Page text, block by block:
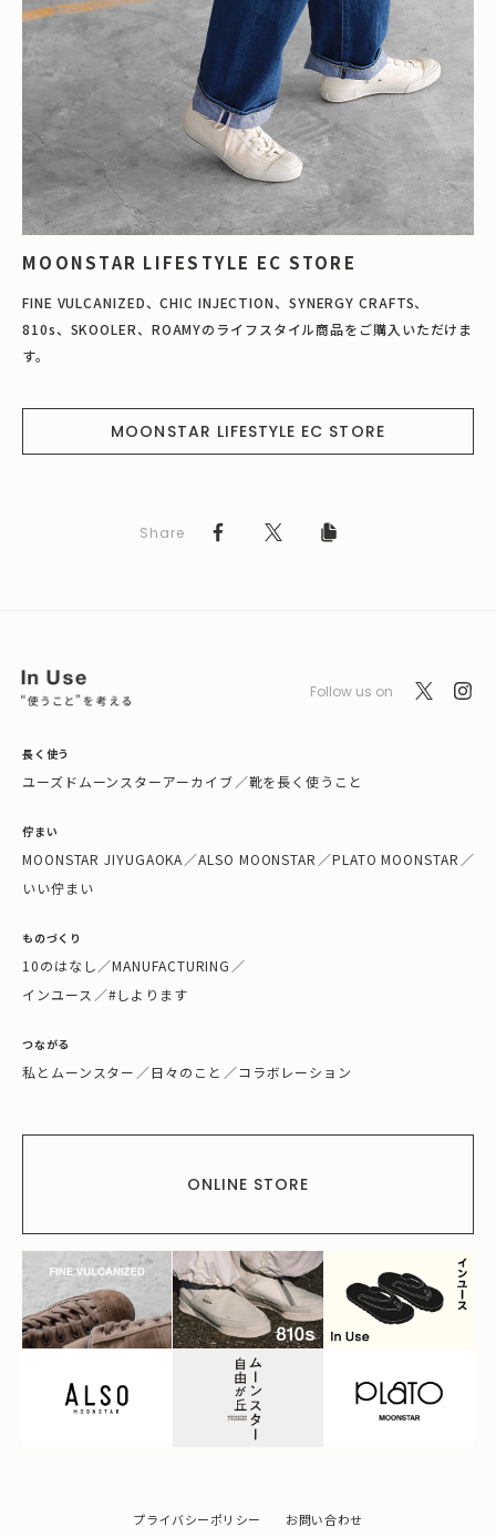
MOONSTAR LIFESTYLE EC STORE
FINE VULCANIZED、CHIC INJECTION、SYNERGY CRAFTS、
810s、SKOOLER、ROAMYのライフスタイル商品をご購入いただけま
す。
MOONSTAR LIFESTYLE EC STORE
Share
Follow us on
長く使う
ユーズドムーンスターアーカイブ／靴を長く使うこと
佇まい
MOONSTAR JIYUGAOKA／ALSO MOONSTAR ／PLATO MOONSTAR ／
いい佇まい
ものづくり
10のはなし／MANUFACTURING ／
インユース ／#しよります
つながる
私とムーンスター ／日々のこと ／コラボレーション
ONLINE STORE
プライバシーポリシー お問い合わせ